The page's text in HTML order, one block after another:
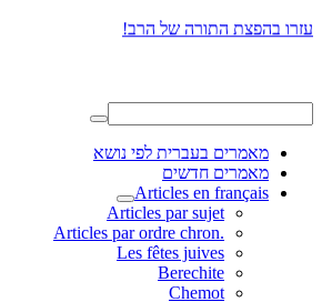
עזרו בהפצת התורה של הרב!
מאמרים בעברית לפי נושא
מאמרים חדשים
Articles en français
Articles par sujet
.Articles par ordre chron
Les fêtes juives
Berechite
Chemot